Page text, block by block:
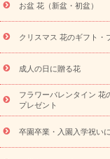
お供え プリザーブドフ
盆・初盆）
その他
ビジネス用
ご自
ドフラワー
スタイ
ンド花
お祝い
ディ胡蝶蘭・お祝い
観葉植物
観葉植
お祝い
お供え・お
プチギフト（
キューピットのeGfit
お盆 花（新盆・初盆）
クリスマス 花のギフト・
成人の日に贈る花
フラワーバレンタイン 花
プレゼント
卒園卒業・入園入学祝い